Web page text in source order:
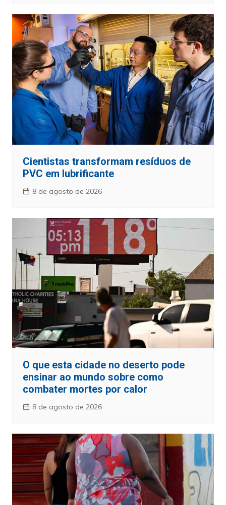
Cientistas transformam resíduos de
PVC em lubrificante
8 de agosto de 2026
O que esta cidade no deserto pode
ensinar ao mundo sobre como
combater mortes por calor
8 de agosto de 2026